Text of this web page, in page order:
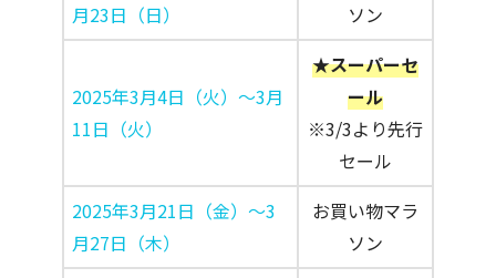
月23日（日）
ソン
2025年3月4日（火）～3月
11日（火）
★スーパーセ
ール
※3/3より先行
セール
2025年3月21日（金）～3
月27日（木）
お買い物マラ
ソン